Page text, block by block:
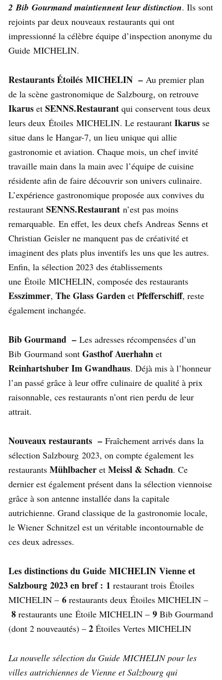
2 Bib Gourmand maintiennent leur distinction. Ils sont
rejoints par deux nouveaux restaurants qui ont
impressionné la célèbre équipe d’inspection anonyme du
Guide MICHELIN.
Restaurants Étoilés MICHELIN – Au premier plan
de la scène gastronomique de Salzbourg, on retrouve
Ikarus et SENNS.Restaurant qui conservent tous deux
leurs deux Étoiles MICHELIN. Le restaurant Ikarus se
situe dans le Hangar-7, un lieu unique qui allie
gastronomie et aviation. Chaque mois, un chef invité
travaille main dans la main avec l’équipe de cuisine
résidente afin de faire découvrir son univers culinaire.
L’expérience gastronomique proposée aux convives du
restaurant SENNS.Restaurant n’est pas moins
remarquable. En effet, les deux chefs Andreas Senns et
Christian Geisler ne manquent pas de créativité et
imaginent des plats plus inventifs les uns que les autres.
Enfin, la sélection 2023 des établissements
une Étoile MICHELIN, composée des restaurants
Esszimmer, The Glass Garden et Pfefferschiff, reste
également inchangée.
Bib Gourmand – Les adresses récompensées d’un
Bib Gourmand sont Gasthof Auerhahn et
Reinhartshuber Im Gwandhaus. Déjà mis à l’honneur
l’an passé grâce à leur offre culinaire de qualité à prix
raisonnable, ces restaurants n’ont rien perdu de leur
attrait.
Nouveaux restaurants – Fraîchement arrivés dans la
sélection Salzbourg 2023, on compte également les
restaurants Mühlbacher et Meissl & Schadn. Ce
dernier est également présent dans la sélection viennoise
grâce à son antenne installée dans la capitale
autrichienne. Grand classique de la gastronomie locale,
le Wiener Schnitzel est un véritable incontournable de
ces deux adresses.
Les distinctions du Guide MICHELIN Vienne et
Salzbourg 2023 en bref : 1 restaurant trois Étoiles
MICHELIN – 6 restaurants deux Étoiles MICHELIN –
8 restaurants une Étoile MICHELIN – 9 Bib Gourmand
(dont 2 nouveautés) – 2 Étoiles Vertes MICHELIN
La nouvelle sélection du Guide MICHELIN pour les
villes autrichiennes de Vienne et Salzbourg qui